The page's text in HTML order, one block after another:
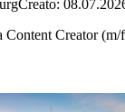
Creato:
Creator (m/